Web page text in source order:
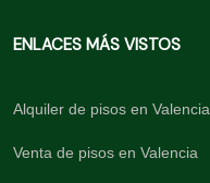
ENLACES MÁS VISTOS
Alquiler de pisos en Valencia
Venta de pisos en Valencia